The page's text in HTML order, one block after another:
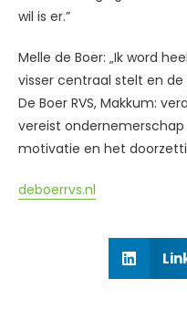
wil is er.”
Melle de Boer: „Ik word
visser centraal stelt en
De Boer RVS, Makkum:
vereist
motivatie en het
deboerrvs.nl